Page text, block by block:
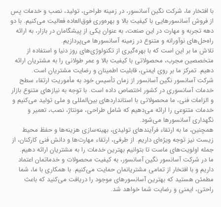
با افتخار ما، شرکت نگین آسانسور، در زمینه طراحی، تولید، نصب و خدمات پس
از فروش آسانسورهایی با کیفیت بالا و بهره‌وری فوق‌العاده فعالیت می‌کنیم. با دو
دهه تجربه و مهارت در این صنعت، به عنوان یکی از پیشگامان در بازار، به ارائه
راه‌حل‌های نوآورانه و متنوع در زمینه آسانسورها می‌پردازیم.
تلاش ما بر این است که با بهره‌گیری از تکنولوژی‌های روز دنیا و استفاده از
متخصصین مجرب، محصولاتی با کیفیت بالا و عمر طولانی را به مشتریان ارائه
دهیم. تمرکز ما بر روی ایمنی، قابلیت اطمینان و رضایت مشتریان است.
شرکت آسانسور نگین آسانسور از زمان تأسیس خود به مأموریت ارتقاء سطح
خدمات آسانسوری در کشور اختصاص داده است. با توجه به نیازهای متنوع بازار
و الزامات فنی، ما محصولاتی با استانداردهای بین‌المللی و ملی تولید می‌کنیم و
خدمات متنوعی را ارائه می‌دهیم که شامل طراحی، مونتاژ، نصب، تعمیر و
نگهداری آسانسورها می‌شود.
همچنین، ما به ارتقاء فرآیندهای تولیدی، بهینه‌سازی هزینه‌ها و حفظ محیط
زیست نیز توجه ویژه‌ای داریم. از طرفی، ارتقاء مهارت‌ها و دانش فنی کارکنان، از
جمله اولویت‌های ماست تا بتوانیم بهترین خدمات را به مشتریان ارائه دهیم.
ما در شرکت آسانسور نگین آسانسور، به کیفیت محصولات و خدماتمان اعتماد
داریم و با افتخار از تمامی مشتریانمان حمایت می‌کنیم. با همکاری با ما، شما
مطمئن هستید که بهترین آسانسورهای موجود را دریافت می‌کنید که باعث
راحتی، ایمنی و رضایت شما خواهد شد.